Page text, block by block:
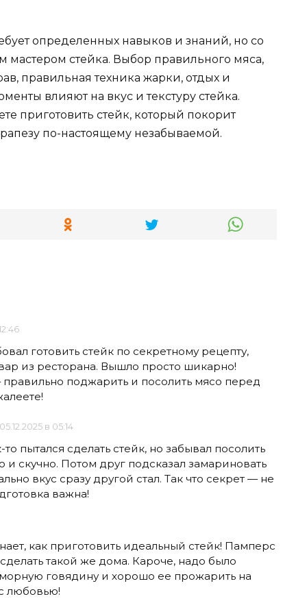
определенных навыков и знаний, но со
мастером стейка. Выбор правильного мяса,
правильная техника жарки, отдых и
влияют на вкус и текстуру стейка.
приготовить стейк, который покорит
по-настоящему незабываемой.
готовить стейк по секретному рецепту,
из ресторана. Вышло просто шикарно!
поджарить и посолить мясо перед
05.12.2025 в 05:14
пытался сделать стейк, но забывал посолить
скучно. Потом друг подсказал замариновать
вкус сразу другой стал. Так что секрет — не
важна!
как приготовить идеальный стейк! Памперс
сделать такой же дома. Кароче, надо было
говядину и хорошо ее прожарить на
любовью!